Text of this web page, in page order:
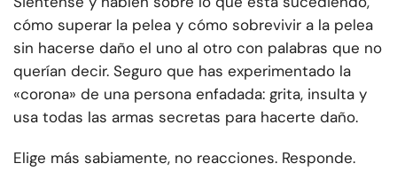
cómo superar la pelea y cómo sobrevivir a la pelea
sin hacerse daño el uno al otro con palabras que no
querían decir. Seguro que has experimentado la
«corona» de una persona enfadada: grita, insulta y
usa todas las armas secretas para hacerte daño.
Elige más sabiamente, no reacciones. Responde.